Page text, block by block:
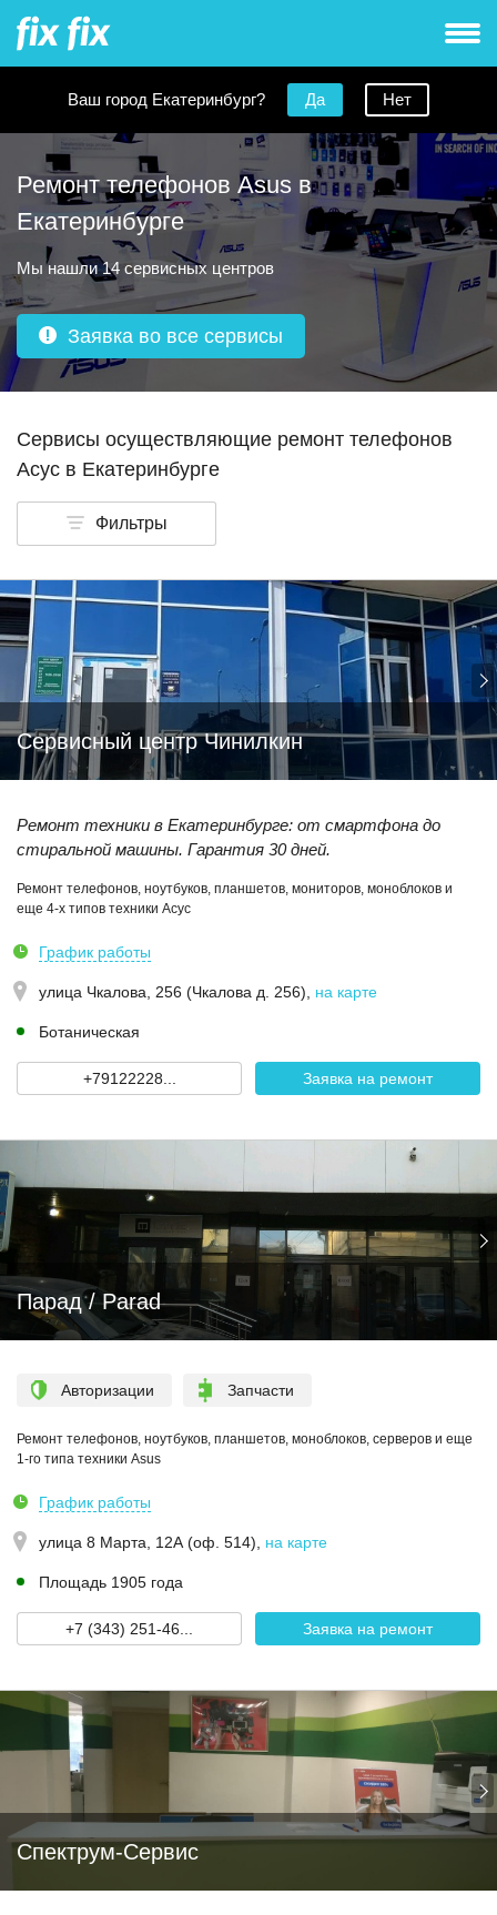
Ваш город Екатеринбург? Да Нет
Ремонт телефонов Asus в
Екатеринбурге
Мы нашли 14 сервисных центров
Заявка во все сервисы
Сервисы осуществляющие ремонт телефонов
Асус в Екатеринбурге
Фильтры
Сервисный центр Чинилкин
Ремонт техники в Екатеринбурге: от смартфона до
стиральной машины. Гарантия 30 дней.
Ремонт телефонов, ноутбуков, планшетов, мониторов, моноблоков и
еще 4-х типов техники Асус
График работы
улица Чкалова, 256 (Чкалова д. 256) на карте
Ботаническая
+79122228... Заявка на ремонт
Парад / Parad
Авторизации Запчасти
Ремонт телефонов, ноутбуков, планшетов, моноблоков, серверов и еще
1-го типа техники Asus
График работы
улица 8 Марта, 12А (оф. 514) на карте
Площадь 1905 года
+7 (343) 251-46... Заявка на ремонт
Спектрум-Сервис